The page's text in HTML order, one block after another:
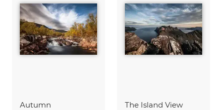
Autumn The Island View